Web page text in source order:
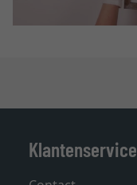
Klantenservice